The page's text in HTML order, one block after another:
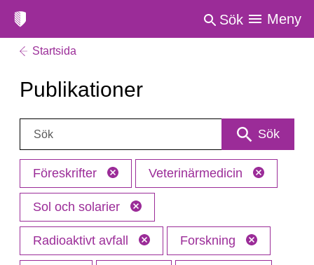
Sök Meny
Startsida
Publikationer
Sök: Sök
Föreskrifter Veterinärmedicin
Sol och solarier
Radioaktivt avfall Forskning